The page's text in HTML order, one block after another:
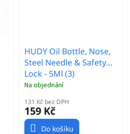
HUDY Oil Bottle, Nose,
Steel Needle & Safety
Lock - 5Ml (3)
Na objednání
131 Kč bez DPH
159 Kč
Do košíku